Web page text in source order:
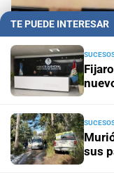
TE PUEDE INTERESAR
sus